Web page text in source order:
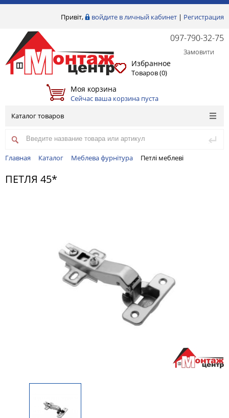
Привіт, войдите в личный кабинет | Регистрация
097-790-32-75
Замовити
Избранное
Товаров (0)
Моя корзина
Сейчас ваша корзина пуста
Каталог товаров
Главная Каталог Меблева фурнітура Петлі меблеві
ПЕТЛЯ 45*